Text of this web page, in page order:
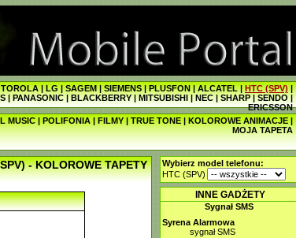
|LG|SAGEM|SIEMENS|PLUSFON|ALCATEL|HTC (SPV)|
|PANASONIC|BLACKBERRY|MITSUBISHI|NEC|SHARP|SENDO|
ERICSSON
MUSIC|POLIFONIA|FILMY|TRUE TONE|KOLOROWE ANIMACJE|
MOJA TAPETA
- KOLOROWE TAPETY
Wybierz model telefonu:
HTC (SPV)
INNE GADŻETY
Sygnał SMS
Syrena Alarmowa
sygnał SMS